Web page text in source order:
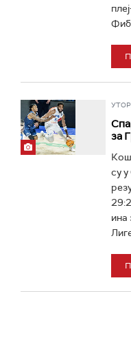
за
су
ина